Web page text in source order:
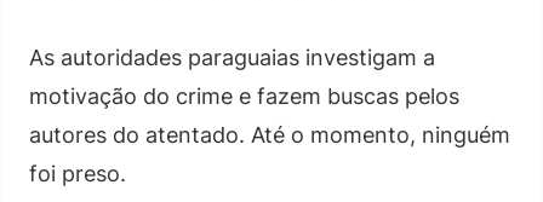
As autoridades paraguaias investigam a
motivação do crime e fazem buscas pelos
autores do atentado. Até o momento, ninguém
foi preso.